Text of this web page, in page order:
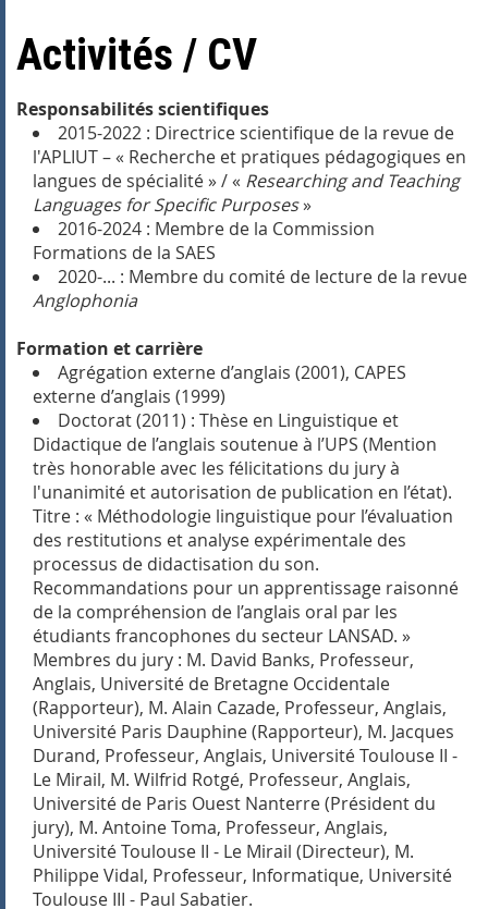
Activités / CV
Responsabilités scientifiques
2015-2022 : Directrice scientifique de la revue de
l'APLIUT – « Recherche et pratiques pédagogiques en
langues de spécialité » / « Researching and Teaching
Languages for Specific Purposes»
2016-2024 : Membre de la Commission
Formations de la SAES
2020-... : Membre du comité de lecture de la revue
Anglophonia
Formation et carrière
Agrégation externe d’anglais (2001), CAPES
externe d’anglais (1999)
Doctorat (2011) : Thèse en Linguistique et
Didactique de l’anglais soutenue à l’UPS (Mention
très honorable avec les félicitations du jury à
l'unanimité et autorisation de publication en l’état).
Titre : « Méthodologie linguistique pour l’évaluation
des restitutions et analyse expérimentale des
processus de didactisation du son.
Recommandations pour un apprentissage raisonné
de la compréhension de l’anglais oral par les
étudiants francophones du secteur LANSAD. »
Membres du jury : M. David Banks, Professeur,
Anglais, Université de Bretagne Occidentale
(Rapporteur), M. Alain Cazade, Professeur, Anglais,
Université Paris Dauphine (Rapporteur), M. Jacques
Durand, Professeur, Anglais, Université Toulouse II -
Le Mirail, M. Wilfrid Rotgé, Professeur, Anglais,
Université de Paris Ouest Nanterre (Président du
jury), M. Antoine Toma, Professeur, Anglais,
Université Toulouse II - Le Mirail (Directeur), M.
Philippe Vidal, Professeur, Informatique, Université
Toulouse III - Paul Sabatier.